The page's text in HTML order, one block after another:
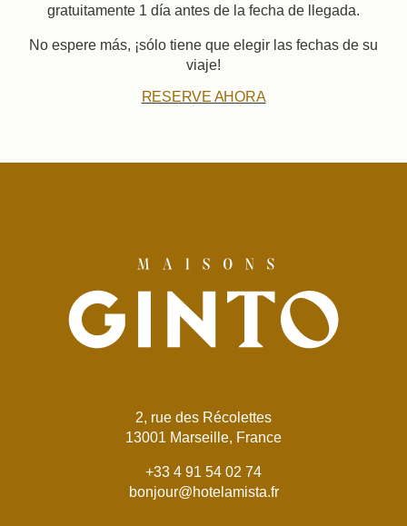
gratuitamente 1 día antes de la fecha de llegada.
No espere más, ¡sólo tiene que elegir las fechas de su
viaje!
RESERVE AHORA
2, rue des Récolettes
13001 Marseille, France
+33 4 91 54 02 74
bonjour@hotelamista.fr